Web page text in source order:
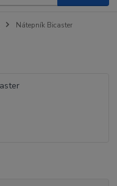
Nátepník Bicaster